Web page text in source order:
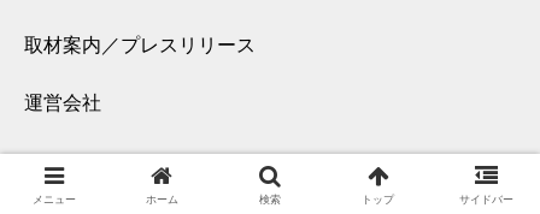
取材案内／プレスリリース
運営会社
【PR】
メニュー ホーム 検索 トップ サイドバー